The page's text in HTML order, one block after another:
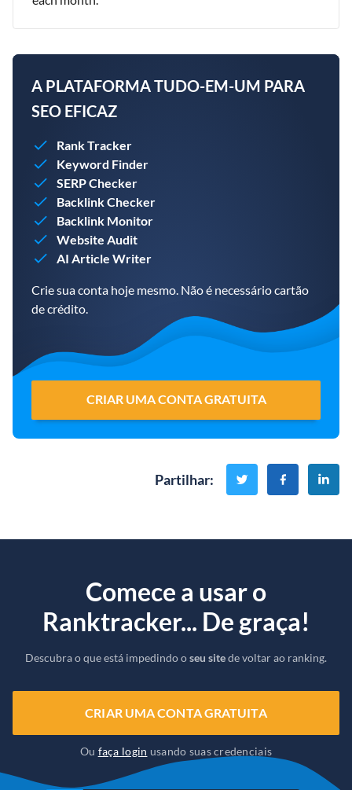
A PLATAFORMA TUDO-EM-UM PARA
SEO EFICAZ
Rank Tracker
Keyword Finder
SERP Checker
Backlink Checker
Backlink Monitor
Website Audit
AI Article Writer
Crie sua conta hoje mesmo. Não é necessário cartão
de crédito.
CRIAR UMA CONTA GRATUITA
Partilhar:
Comece a usar o
Ranktracker... De graça!
Descubra o que está impedindo oseu sitede voltar ao ranking.
CRIAR UMA CONTA GRATUITA
Ou faça login usando suas credenciais